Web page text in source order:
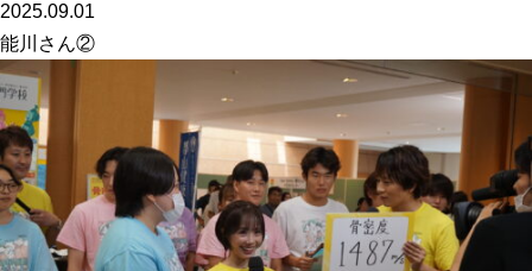
2025.09.01
能川さん②